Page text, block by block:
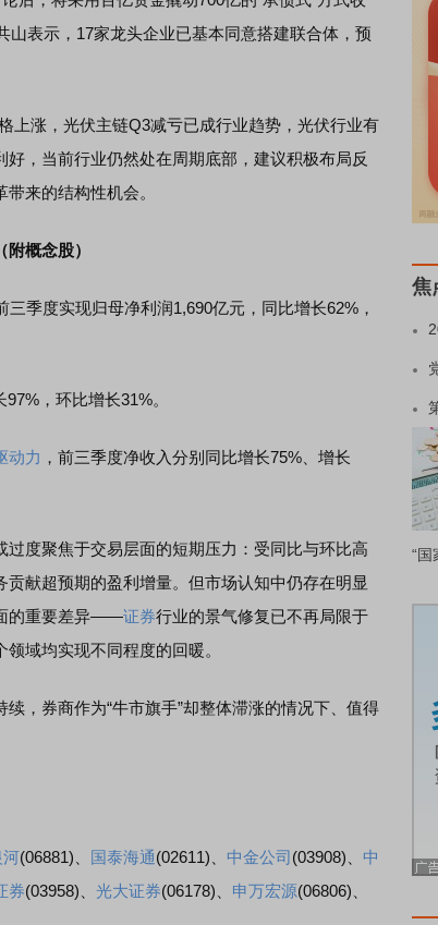
表示，17家龙头企业已基本同意搭建联合体，预
上涨，光伏主链Q3减亏已成行业趋势，光伏行业有
，当前行业仍然处在周期底部，建议积极布局反
来的结构性机会。
概念股）
度实现归母净利润1,690亿元，同比增长62%，
，环比增长31%。
动力 ，前三季度净收入分别同比增长75%、增长
度聚焦于交易层面的短期压力：受同比与环比高
献超预期的盈利增量。但市场认知中仍存在明显
的重要差异——证券行业的景气修复已不再局限于
域均实现不同程度的回暖。
，券商作为“牛市旗手”却整体滞涨的情况下、值得
河(06881)、 国泰海通(02611)、 中金公司 (03908)、 中
券(03958)、 光大证券(06178)、 申万宏源(06806)、
焦
“国